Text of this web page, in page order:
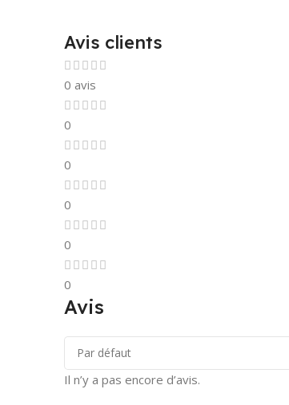
Avis clients
0 avis
0
0
0
0
0
Avis
Il n’y a pas encore d’avis.